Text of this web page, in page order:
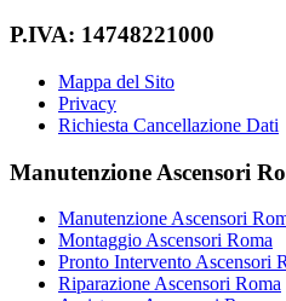
P.IVA: 14748221000
Mappa del Sito
Privacy
Richiesta Cancellazione Dati
Manutenzione Ascensori
Manutenzione Ascensori
Montaggio Ascensori Roma
Pronto Intervento Ascensori
Riparazione Ascensori Roma